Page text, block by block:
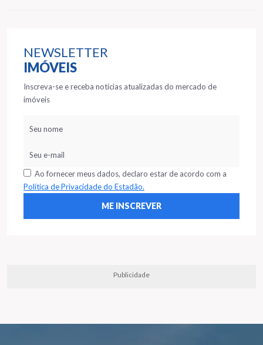
NEWSLETTER
IMÓVEIS
Inscreva-se e receba notícias atualizadas do mercado de
imóveis
Ao fornecer meus dados, declaro estar de acordo com a
Política de Privacidade do Estadão.
Publicidade